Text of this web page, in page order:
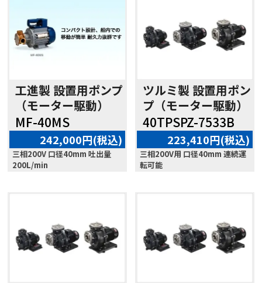
工進製 設置用ポンプ
（モーター駆動）
MF-40MS
242,000円(税込)
三相200V 口径40mm 吐出量
200L/min
ツルミ製 設置用ポン
プ（モーター駆動）
40TPSPZ-7533B
223,410円(税込)
三相200V用 口径40mm 連続運
転可能